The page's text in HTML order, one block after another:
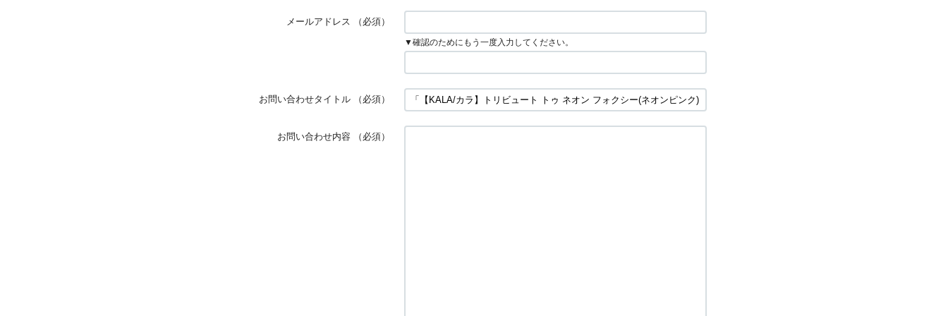
メールアドレス （必須）
▼確認のためにもう一度入力してください。
お問い合わせタイトル （必須）
お問い合わせ内容 （必須）